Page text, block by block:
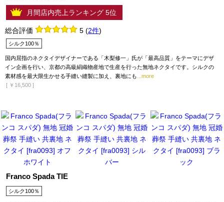
月間店内売上ランキング 5位
総合評価 5 (2件)
シルク100％
国内屈指のネクタイデザイナーである「木梨修一」氏が「最高品質」をテーマにデザ
イン企画を行い、京都の高級絹織物産地で生産を行った無地ネクタイです。シルクの
素材感を最大限生かせる手縫い縫製に加え、裏地にも ...more
[ ￥16,500 ]
Franco Spada TIE
シルク100％